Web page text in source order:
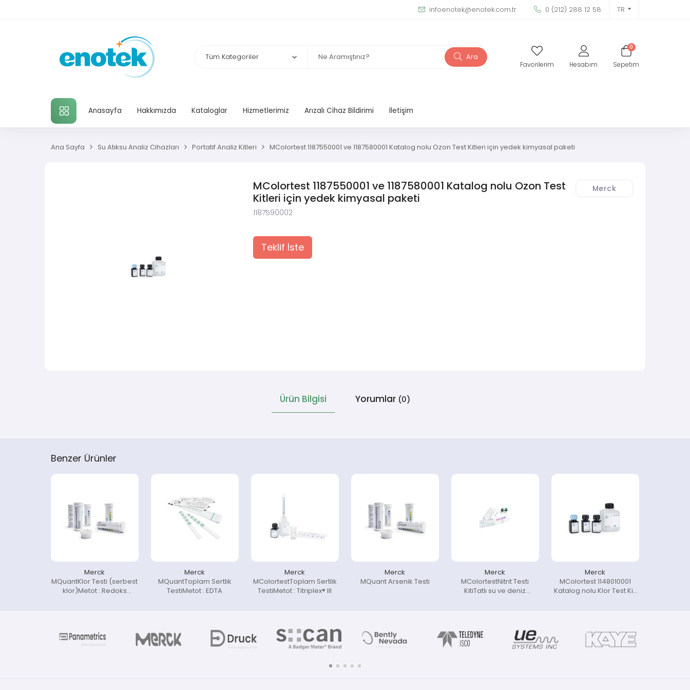
infoenotek@enotek.com.tr 0 (212) 288 12 58 TR
Favorilerim Hesabım
0
Sepetim
Ara
TÜM KATEGORILER
Anasayfa Hakkımızda Kataloglar Hizmetlerimiz Arızalı Cihaz Bildirimi İletişim
Ana Sayfa Su Atıksu Analiz Cihazları Portatif Analiz Kitleri MColortest 1187550001 ve 1187580001 Katalog nolu Ozon Test Kitleri için yedek kimyasal paketi
Merck
MColortest 1187550001 ve 1187580001 Katalog nolu Ozon Test
Kitleri için yedek kimyasal paketi
1187590002
Teklif İste
Ürün Bilgisi Yorumlar (0)
Benzer Ürünler
Merck
MQuantKlor Testi (serbest
klor)Metot : Redoks
Merck
MQuantToplam Sertlik
TestiMetot : EDTA
Merck
MColortestToplam Sertlik
TestiMetot : Titriplex® III
Merck
MQuant Arsenik Testi
Merck
MColortestNitrit Testi
KitiTatlı su ve deniz
Merck
MColortest 1148010001
Katalog nolu Klor Test Kiti